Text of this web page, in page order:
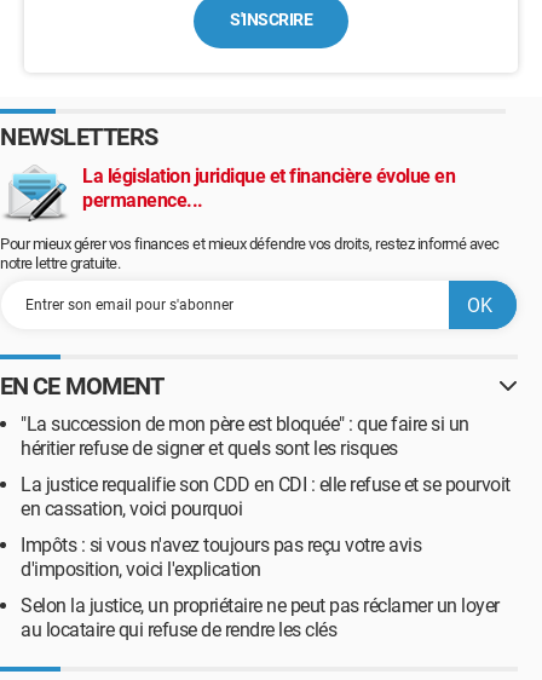
S'INSCRIRE
NEWSLETTERS
La législation juridique et financière évolue en
permanence...
Pour mieux gérer vos finances et mieux défendre vos droits, restez informé avec
notre lettre gratuite.
EN CE MOMENT
"La succession de mon père est bloquée" : que faire si un
héritier refuse de signer et quels sont les risques
La justice requalifie son CDD en CDI : elle refuse et se pourvoit
en cassation, voici pourquoi
Impôts : si vous n'avez toujours pas reçu votre avis
d'imposition, voici l'explication
Selon la justice, un propriétaire ne peut pas réclamer un loyer
au locataire qui refuse de rendre les clés